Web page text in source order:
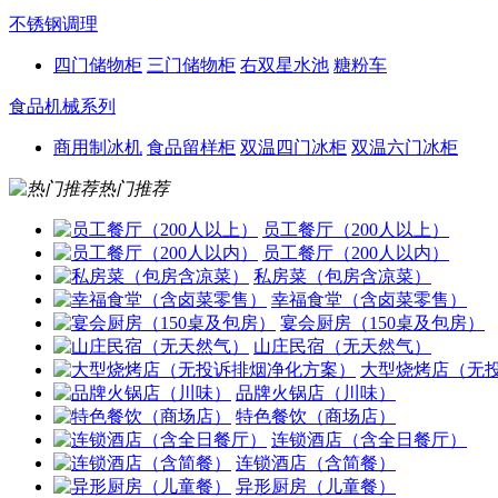
不锈钢调理
四门储物柜 三门储物柜 右双星水池 糖粉车
食品机械系列
商用制冰机 食品留样柜 双温四门冰柜 双温六门冰柜
热门推荐
员工餐厅（200人以上）
员工餐厅（200人以内）
私房菜（包房含凉菜）
幸福食堂（含卤菜零售）
宴会厨房（150桌及包房）
山庄民宿（无天然气）
大型烧烤店（无
品牌火锅店（川味）
特色餐饮（商场店）
连锁酒店（含全日餐厅）
连锁酒店（含简餐）
异形厨房（儿童餐）